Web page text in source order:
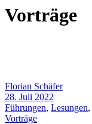
Vorträge
Florian Schäfer
28. Juli 2022
Führungen, Lesungen,
Vorträge